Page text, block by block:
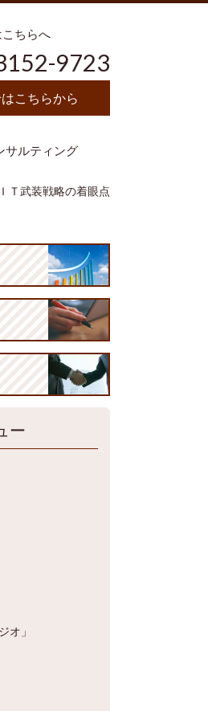
ちらへ
9723
こちらから
サルティング
ＩＴ武装戦略の着眼点
ー
オ」